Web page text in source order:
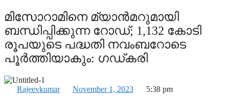
മിസോറാമിനെ മ്യാന്‍മറുമായി
ബന്ധിപ്പിക്കുന്ന റോഡ്; 1,132 കോടി
രൂപയുടെ പദ്ധതി നവംബറോടെ
പൂര്‍ത്തിയാകും: ഗഡ്കരി
Rajeevkumar November 1, 2023
5:38 pm